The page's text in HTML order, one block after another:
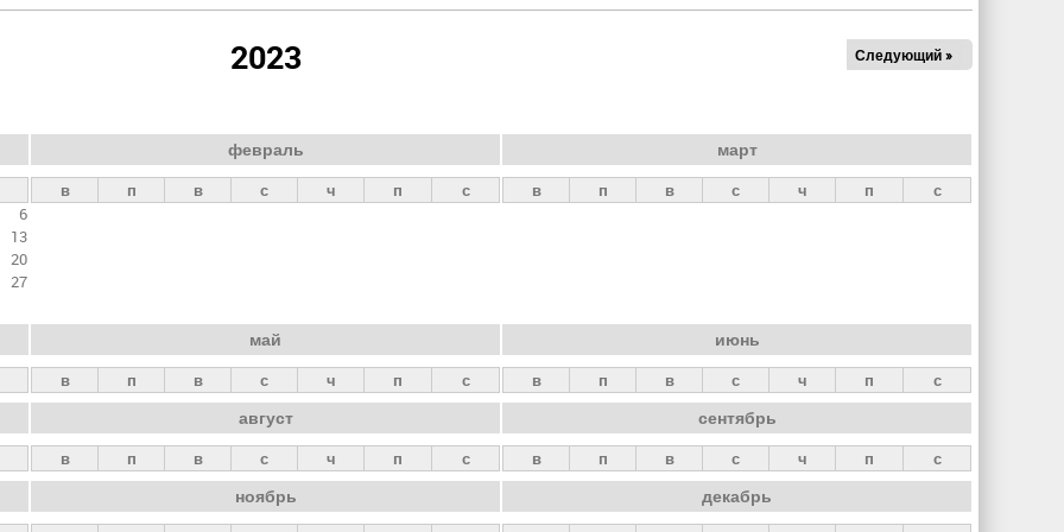
2023 Следующий »
6
13
20
27
февраль
в п в с ч п с
март
в п в с ч п с
май
в п в с ч п с
июнь
в п в с ч п с
август
в п в с ч п с
сентябрь
в п в с ч п с
ноябрь декабрь